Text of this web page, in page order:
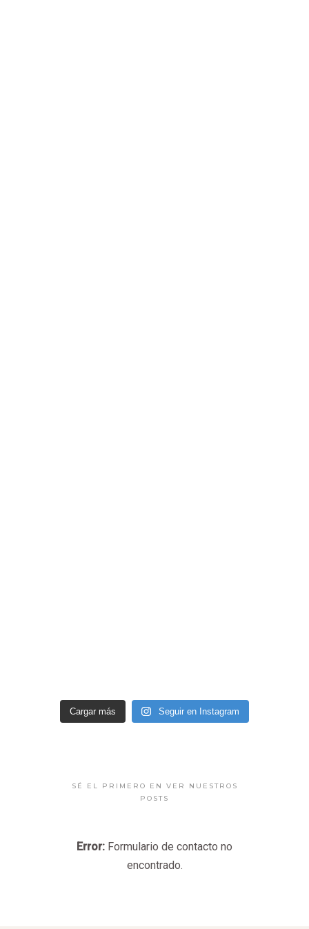
Cargar más Seguir en Instagram
SÉ EL PRIMERO EN VER NUESTROS
POSTS
Error: Formulario de contacto no
encontrado.